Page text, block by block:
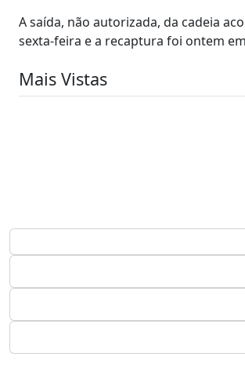
A saída, não autorizada, da cadeia
sexta-feira e a recaptura foi ontem
Mais Vistas